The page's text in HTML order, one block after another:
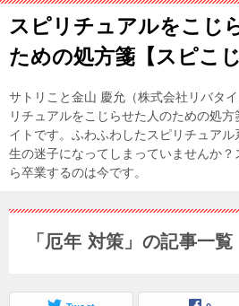
スピリチュアルをこじ
ための処方箋【スピこじ
サトリこと金山 慶允（株式会社リバタ
リチュアルをこじらせた人のための処
イトです。ふわふわしたスピリチュアル
生の迷子になってしまっていませんか
ら卒業するのは今です。
「厄年 対策」の記事一覧